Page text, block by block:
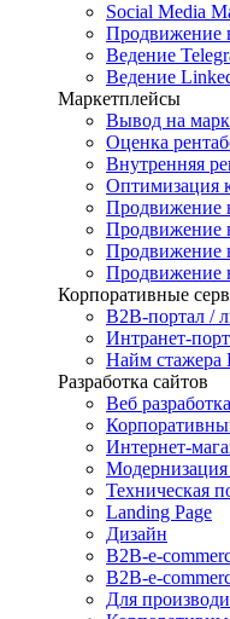
Social Media
Продвижение
Ведение
Ведение
Маркетплейсы
Вывод на
Оценка
Внутренняя
Оптимизация
Продвижение
Продвижение
Продвижение
Продвижение
Корпоративные
B2B-портал /
Интранет-
Найм стажера
Разработка сайтов
Веб разработка
Интернет-
Модернизация
Техническая
Landing Page
Дизайн
B2B-e-
B2B-e-
Для